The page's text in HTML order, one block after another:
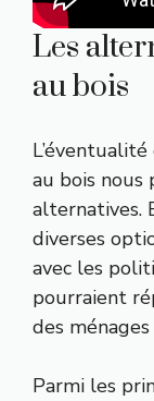
Les
au bois
au bois nous
alternatives.
diverses
avec les
pourraient
des ménages
Parmi les